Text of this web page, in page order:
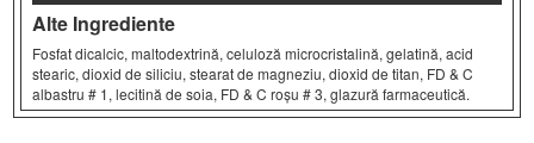
Alte Ingrediente
Fosfat dicalcic, maltodextrină, celuloză microcristalină, gelatină, acid
stearic, dioxid de siliciu, stearat de magneziu, dioxid de titan, FD & C
albastru # 1, lecitină de soia, FD & C roșu # 3, glazură farmaceutică.